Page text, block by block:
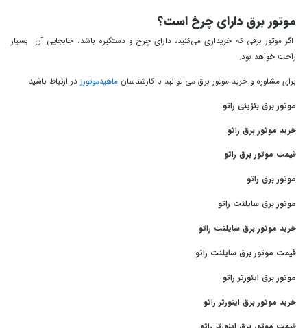
موتور برق دارای چرخ است؟
اگر موتور برقی که خریداری ‌می‌کنید، دارای چرخ و دستگیره باشد، جابجایی آن بسیار
راحت خواهد بود.
برای مشاوره و خرید موتور برق می توانید با کارشناسان ماهیدموتورز در ارتباط باشید.
موتور برق بنزینی راتو
خرید موتور برق راتو
قیمت موتور برق راتو
موتور برق راتو
موتور برق سایلنت راتو
خرید موتور برق سایلنت راتو
قیمت موتور برق سایلنت راتو
موتور برق اینورتر راتو
خرید موتور برق اینورتر راتو